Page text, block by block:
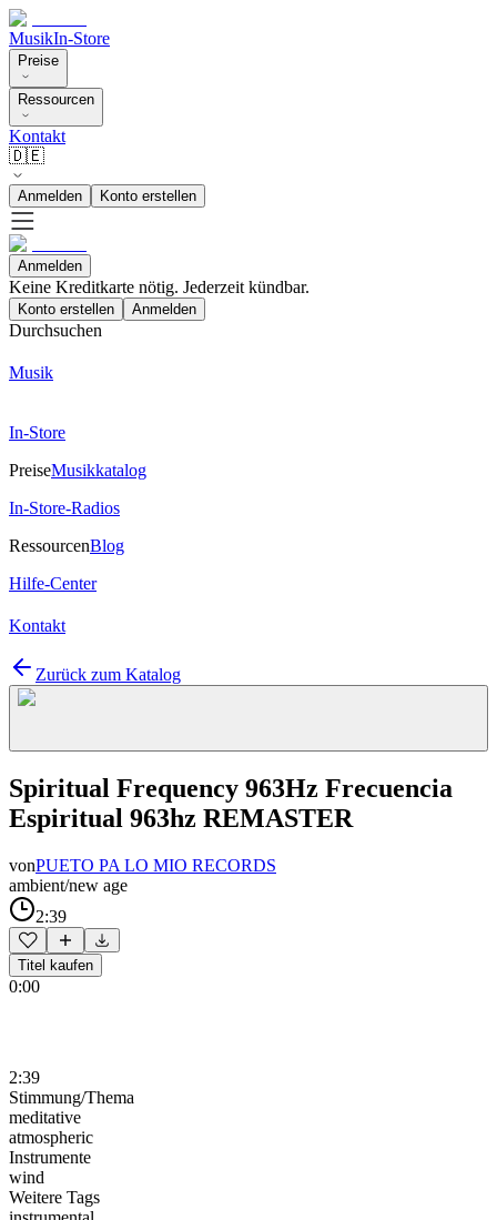
MusikIn-Store
Preise
Ressourcen
Kontakt
🇩🇪
Anmelden Konto erstellen
Anmelden
Keine Kreditkarte nötig. Jederzeit kündbar.
Konto erstellen Anmelden
Durchsuchen
Musik
In-Store
PreiseMusikkatalog
In-Store-Radios
RessourcenBlog
Hilfe-Center
Kontakt
Zurück zum Katalog
Spiritual Frequency 963Hz Frecuencia
Espiritual 963hz REMASTER
vonPUETO PA LO MIO RECORDS
ambient/new age
2:39
Titel kaufen
0:00
2:39
Stimmung/Thema
meditative
atmospheric
Instrumente
wind
Weitere Tags